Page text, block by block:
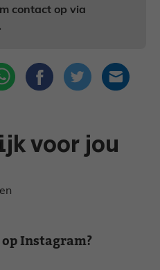
contact op via
.
voor jou
Instagram?